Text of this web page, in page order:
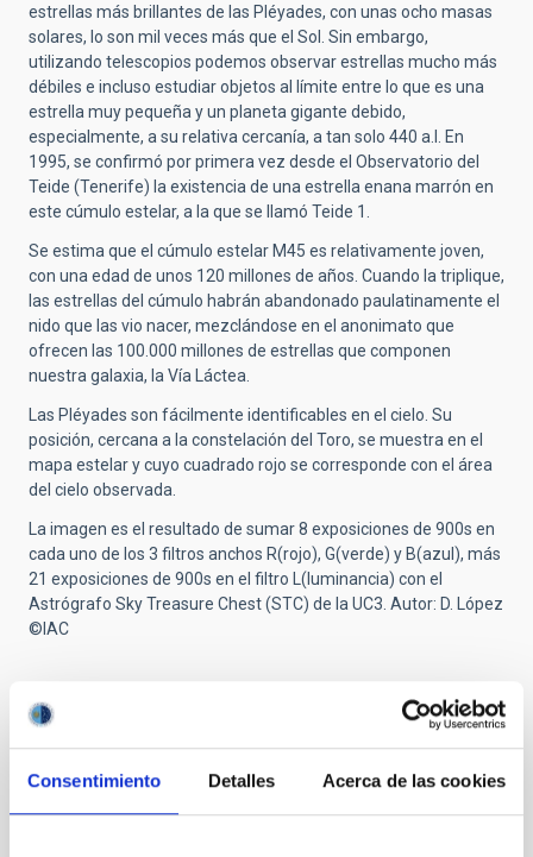
Consentimiento Detalles Acerca de las cookies
estrellas más brillantes de las Pléyades, con unas ocho masas
solares, lo son mil veces más que el Sol. Sin embargo,
utilizando telescopios podemos observar estrellas mucho más
débiles e incluso estudiar objetos al límite entre lo que es una
estrella muy pequeña y un planeta gigante debido,
especialmente, a su relativa cercanía, a tan solo 440 a.l. En
1995, se confirmó por primera vez desde el Observatorio del
Teide (Tenerife) la existencia de una estrella enana marrón en
este cúmulo estelar, a la que se llamó Teide 1.
Se estima que el cúmulo estelar M45 es relativamente joven,
con una edad de unos 120 millones de años. Cuando la triplique,
las estrellas del cúmulo habrán abandonado paulatinamente el
nido que las vio nacer, mezclándose en el anonimato que
ofrecen las 100.000 millones de estrellas que componen
nuestra galaxia, la Vía Láctea.
Las Pléyades son fácilmente identificables en el cielo. Su
posición, cercana a la constelación del Toro, se muestra en el
mapa estelar y cuyo cuadrado rojo se corresponde con el área
del cielo observada.
La imagen es el resultado de sumar 8 exposiciones de 900s en
cada uno de los 3 filtros anchos R(rojo), G(verde) y B(azul), más
21 exposiciones de 900s en el filtro L(luminancia) con el
Astrógrafo Sky Treasure Chest (STC) de la UC3. Autor: D. López
©IAC
Datos técnicos
cada uno de los 3 filtros anchos R(rojo), G(verde) y B(azul), más
21 exposiciones de 900s en el filtro L(luminancia) con el